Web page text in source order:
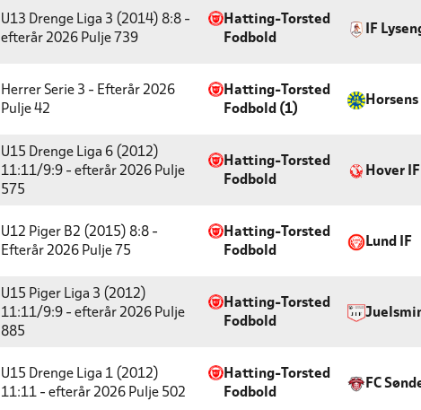
U13 Drenge Liga 3 (2014) 8:8 -
efterår 2026 Pulje 739
Hatting-Torsted
Fodbold
IF
Herrer Serie 3 - Efterår 2026
Pulje 42
Hatting-Torsted
Fodbold (1)
Horsens
U15 Drenge Liga 6 (2012)
11:11/9:9 - efterår 2026 Pulje
575
Hatting-Torsted
Fodbold
Hover IF
U12 Piger B2 (2015) 8:8 -
Efterår 2026 Pulje 75
Hatting-Torsted
Fodbold
Lund IF
U15 Piger Liga 3 (2012)
11:11/9:9 - efterår 2026 Pulje
885
Hatting-Torsted
Fodbold
U15 Drenge Liga 1 (2012)
11:11 - efterår 2026 Pulje 502
Hatting-Torsted
Fodbold
FC